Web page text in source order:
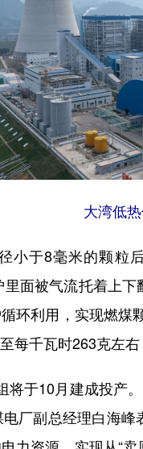
大湾低
于8毫米的颗粒
里面被气流托着上
环利用，实现燃煤
每千瓦时263克左
于10月建成投产。
厂副总经理白海